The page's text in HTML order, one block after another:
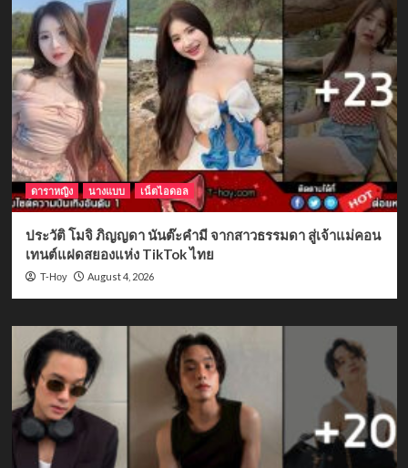
ดาราหญิง นางแบบ เน็ตไอดอล
ประวัติ โมจิ ภิญญดา นันต๊ะคำมี จากสาวธรรมดา สู่เจ้าแม่คอน
เทนต์แฝดสยองแห่ง TikTok ไทย
T-Hoy August 4, 2026